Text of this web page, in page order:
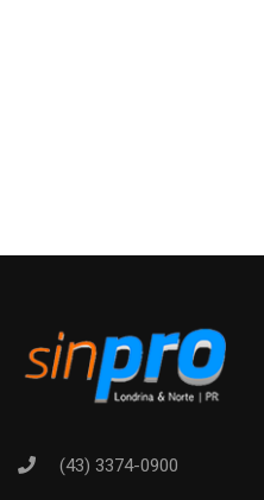
(43) 3374-0900